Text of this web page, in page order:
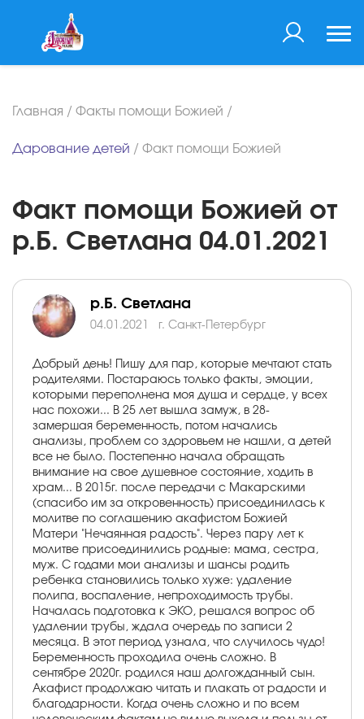
Главная / Факты помощи Божией /
Дарование детей / Факт помощи Божией
Факт помощи Божией от
р.Б. Светлана 04.01.2021
р.Б. Светлана
04.01.2021 г. Санкт-Петербург
Добрый день! Пишу для пар, которые мечтают стать
родителями. Постараюсь только факты, эмоции,
которыми переполнена моя душа и сердце, у всех
нас похожи... В 25 лет вышла замуж, в 28-
замершая беременность, потом начались
анализы, проблем со здоровьем не нашли, а детей
все не было. Постепенно начала обращать
внимание на свое душевное состояние, ходить в
храм... В 2015г. после передачи с Макарскими
(спасибо им за откровенность) присоединилась к
молитве по соглашению акафистом Божией
Матери "Нечаянная радость". Через пару лет к
молитве присоединились родные: мама, сестра,
муж. С годами мои анализы и шансы родить
ребенка становились только хуже: удаление
полипа, воспаление, непроходимость трубы.
Началась подготовка к ЭКО, решался вопрос об
удалении трубы, ждала очередь по записи 2
месяца. В этот период узнала, что случилось чудо!
Беременность проходила очень сложно. В
сентябре 2020г. родился наш долгожданный сын.
Акафист продолжаю читать и плакать от радости и
благодарности. Когда очень сложно и по всем